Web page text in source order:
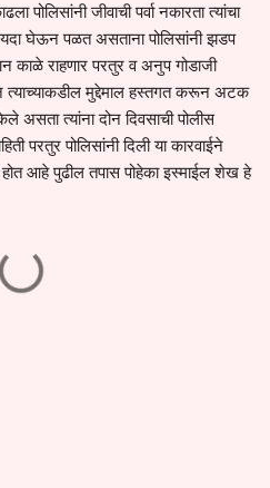
पोलिसांनी जीवाची पर्वा नकारता त्यांचा
घेऊन पळत असताना पोलिसांनी झडप
राहणार परतुर व अनुप गोडाजी
त्याच्याकडील मुद्देमाल हस्तगत करून अटक
असता त्यांना दोन दिवसाची पोलीस
परतुर पोलिसांनी दिली या कारवाईने
होत आहे पुढील तपास पोहेका इस्माईल शेख हे